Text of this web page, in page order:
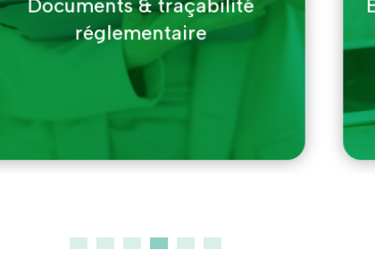
environnemental
fort